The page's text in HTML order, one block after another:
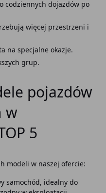
codziennych dojazdów po
więcej przestrzeni i
na specjalne okazje.
grup.
pojazdów
w
5
modeli w naszej ofercie:
samochód, idealny do